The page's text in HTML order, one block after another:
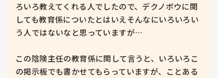
ろいろ教えてくれる人でしたので、デクノボウに関
しても教育係についたとはいえそんなにいろいろい
う人ではないなと思っていますが…
この陰険主任の教育係に関して言うと、いろいろこ
の掲示板でも書かせてもらっていますが、ことある